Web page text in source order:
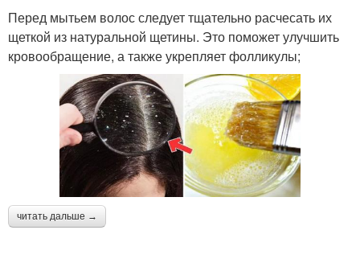
Перед мытьем волос следует тщательно расчесать их
щеткой из натуральной щетины. Это поможет улучшить
кровообращение, а также укрепляет фолликулы;
читать дальше →